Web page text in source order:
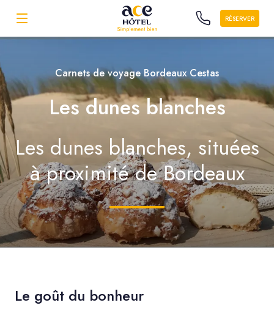
RÉSERVER
Carnets de voyage Bordeaux Cestas
Les dunes blanches
Les dunes blanches, situées
à proximité de Bordeaux
Le goût du bonheur